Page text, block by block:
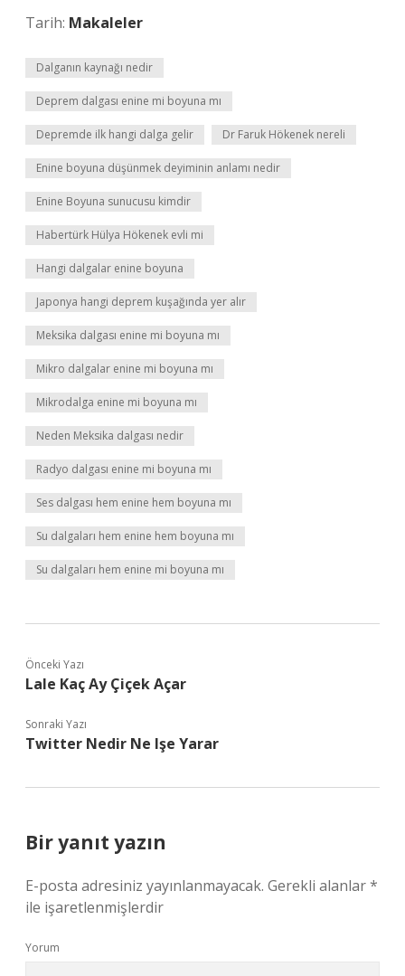
Tarih: Makaleler
Dalganın kaynağı nedir
Deprem dalgası enine mi boyuna mı
Depremde ilk hangi dalga gelir Dr Faruk Hökenek nereli
Enine boyuna düşünmek deyiminin anlamı nedir
Enine Boyuna sunucusu kimdir
Habertürk Hülya Hökenek evli mi
Hangi dalgalar enine boyuna
Japonya hangi deprem kuşağında yer alır
Meksika dalgası enine mi boyuna mı
Mikro dalgalar enine mi boyuna mı
Mikrodalga enine mi boyuna mı
Neden Meksika dalgası nedir
Radyo dalgası enine mi boyuna mı
Ses dalgası hem enine hem boyuna mı
Su dalgaları hem enine hem boyuna mı
Su dalgaları hem enine mi boyuna mı
Önceki Yazı
Lale Kaç Ay Çiçek Açar
Sonraki Yazı
Twitter Nedir Ne Işe Yarar
Bir yanıt yazın
E-posta adresiniz yayınlanmayacak. Gerekli alanlar*
ile işaretlenmişlerdir
Yorum